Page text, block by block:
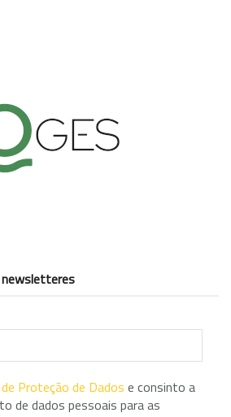
newsletteres
Proteção de Dados e consinto a
de dados pessoais para as